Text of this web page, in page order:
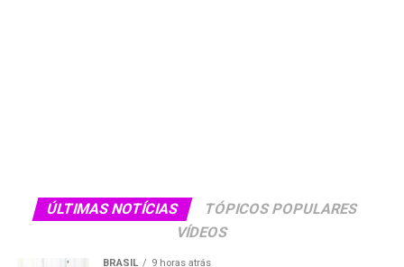
ÚLTIMAS NOTÍCIAS
TÓPICOS POPULARES
VÍDEOS
BRASIL 9 horas atrás